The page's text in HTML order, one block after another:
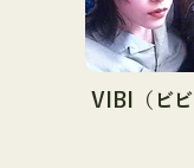
ー11.9万人突
また2024年第
等学校野球選
J:COM福岡•熊
VIBI（ビビ